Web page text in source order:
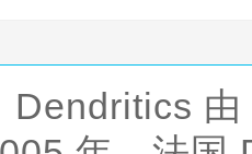
发现人类
造 血干细胞
Dendritics